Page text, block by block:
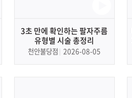
3초 만에 확인하는 팔자주름
유형별 시술 총정리
천안불당점 2026-08-05